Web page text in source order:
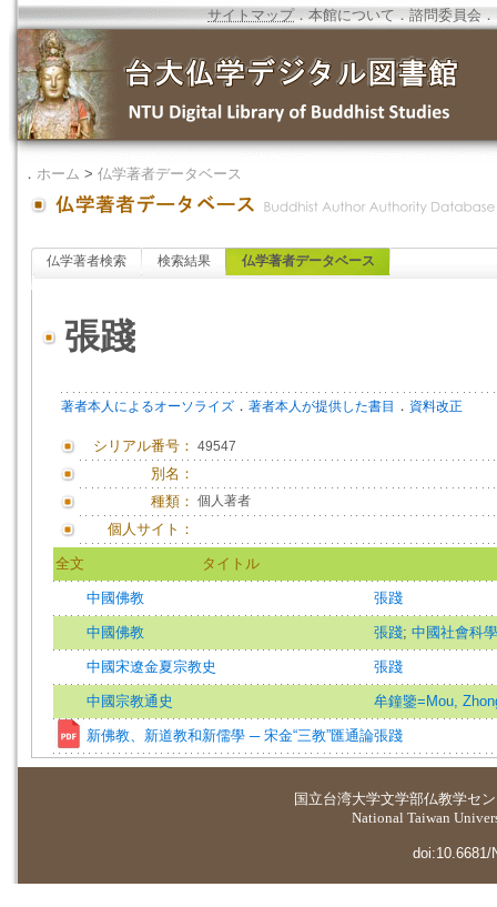
サイトマップ．本館について ．諮問委員会 ．
． ホーム > 仏学著者データベース
仏学著者検索 検索結果 仏学著者データベース
張踐
著者本人によるオーソライズ ． 著者本人が提供した書目 ． 資料改正
シリアル番号： 49547
別名：
種類： 個人著者
個人サイト：
全文 タイトル
中國佛教 張踐
中國佛教 張踐; 中國社會科
中國宋遼金夏宗教史 張踐
中國宗教通史 牟鐘鑒=Mou,
新佛教、新道教和新儒學 ─ 宋金“三教”匯通論張踐
国立台湾大学文学部仏教学セ
National Taiwan
doi:10.6681/